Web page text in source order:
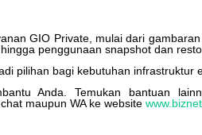
GIO Private, mulai dari gambaran
hingga penggunaan snapshot dan
pilihan bagi kebutuhan infrastruktur
Anda Temukan bantuan
chat maupun WA ke website www.